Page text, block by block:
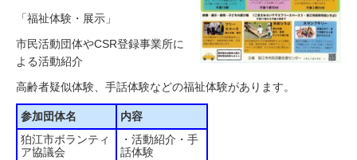
「福祉体験・展示」
市民活動団体やCSR登録事業所に
よる活動紹介
高齢者疑似体験、手話体験などの福祉体験があります。
参加団体名
内容
狛江市ボランティ
ア協議会
・活動紹介・手
話体験